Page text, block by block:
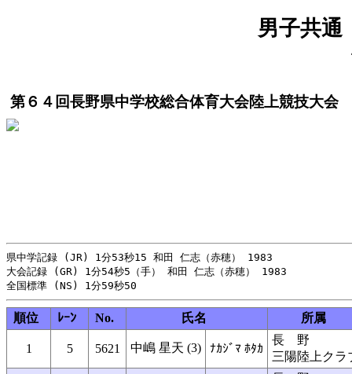
男子共通
第６４回長野県中学校総合体育大会陸上競技大会
県中学記録 (JR) 1分53秒15 和田 仁志（赤穂） 1983
大会記録 (GR) 1分54秒5（手） 和田 仁志（赤穂） 1983
順位 ﾚｰﾝ No. 氏名 所属
1 5 5621 中嶋 星天 (3) ﾅｶｼﾞﾏ ﾎﾀｶ
長 野
三陽陸上クラ